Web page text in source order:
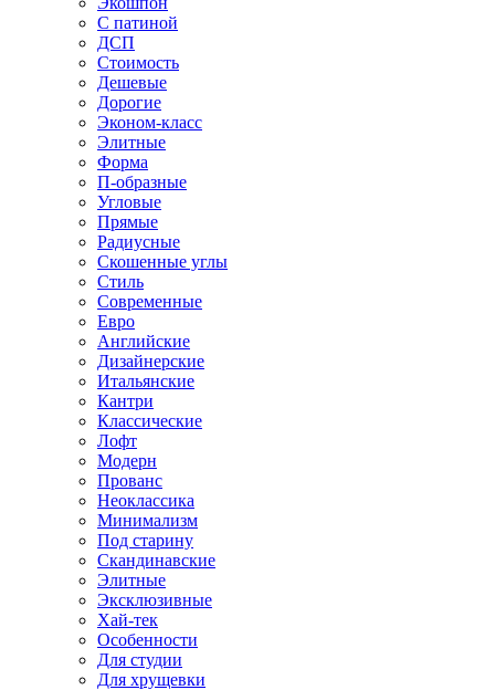
С патиной
ДСП
Стоимость
Дешевые
Дорогие
Эконом-класс
Элитные
Форма
П-образные
Угловые
Прямые
Радиусные
Скошенные углы
Стиль
Современные
Евро
Английские
Дизайнерские
Итальянские
Кантри
Классические
Лофт
Модерн
Прованс
Неоклассика
Минимализм
Под старину
Скандинавские
Элитные
Эксклюзивные
Хай-тек
Особенности
Для студии
Для хрущевки